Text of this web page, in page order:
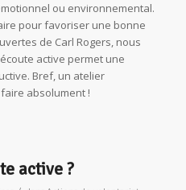
ou environnemental.
pour favoriser une bonne
de Carl Rogers, nous
active permet une
Bref, un atelier
absolument !
active ?